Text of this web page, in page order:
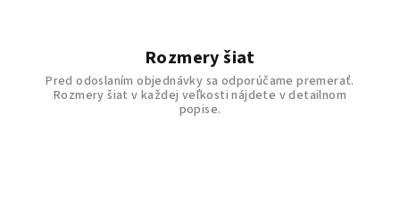
Rozmery šiat
Pred odoslaním objednávky sa odporúčame premerať.
Rozmery šiat v každej veľkosti nájdete v detailnom
popise.